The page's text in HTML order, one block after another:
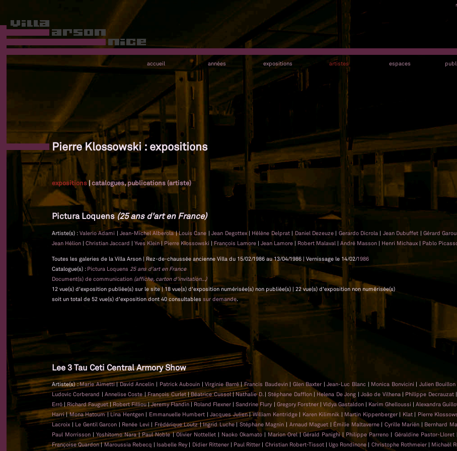
accueil années expositions artistes espaces
Pierre Klossowski : expositions
expositions|catalogues, publications (artiste)
Pictura Loquens(25 ans d'art en France)
Artiste(s) : Valerio Adami | Jean-Michel Alberola|Louis Cane |Jean Degottex | Hélène Delprat |Daniel Dezeuze | Gerardo Dicrola | Jean Dubuffet |Gérard
Jean Hélion | Christian Jaccard | Yves Klein| Pierre Klossowski |François Lamore | Jean Lamore | Robert Malaval | André Masson | Henri Michaux | Pablo
Toutes les galeries de la Villa Arson | Rez-de-chaussée ancienne Villa du 15/02/1986 au 13/04/1986 | Vernissage le 14/02/1986
Catalogue(s) : Pictura Loquens 25 ans d'art en France
Document(s) de communication (affiche, carton d'invitation...)
12 vue(s) d'exposition publiée(s) sur le site | 18 vue(s) d'exposition numérisée(s) non publiée(s) | 22 vue(s) d'exposition non numérisée(s)
soit un total de 52 vue(s) d'exposition dont 40 consultables sur demande.
Lee 3 Tau Ceti Central Armory Show
Artiste(s) :Marie Aimetti|David Ancelin | Patrick Aubouin |Virginie Barré|Francis Baudevin | Glen Baxter |Jean-Luc Blanc | Monica Bonvicini | Julien Bouillon
Ludovic Corberand |Annelise Coste|François Curlet|Béatrice Cussol|Nathalie D. |Stéphane Dafflon | Helena De Jong | João de Vilhena | Philippe Decrauzat
Erró |Richard Fauguet| Robert Filliou|Jeremy Flandin| Roland Flexner |Sandrine Flury | Gregory Forstner | Vidya Gastaldon | Karim Ghelloussi | Alexandra
Harri|Mona Hatoum|Lina Hentgen | Emmanuelle Humbert |Jacques Julien|William Kentridge | Karen Kilimnik | Martin Kippenberger | Klat | Pierre
Lacroix | Le Gentil Garcon | Renée Levi | Frédérique Loutz|Ingrid Luche|Stéphane Magnin | Arnaud Maguet | Émilie Maltaverne | Cyrille Mariën | Bernhard
Paul Morrisson |Yoshitomo Nara|Paul Noble|Olivier Nottellet | Naoko Okamato | Marion Orel|Gérald Panighi| Philippe Parreno | Géraldine Pastor-Lloret
Françoise Quardon|Maroussia Rebecq | Isabelle Rey | Didier Rittener | Paul Ritter | Christian Robert-Tissot | Ugo Rondinone | Christophe Rothmeier | Michaël